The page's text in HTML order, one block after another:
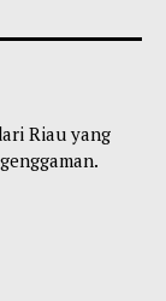
Riau yang